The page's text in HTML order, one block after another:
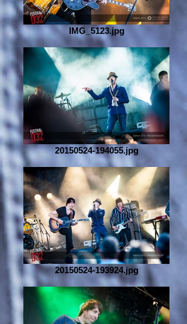
IMG_5123.jpg
20150524-194055.jpg
20150524-193924.jpg